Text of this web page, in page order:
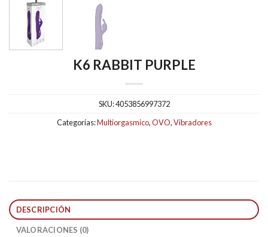
K6 RABBIT PURPLE
SKU:4053856997372
Categorías:Multiorgasmico,OVO,Vibradores
DESCRIPCIÓN
VALORACIONES (0)